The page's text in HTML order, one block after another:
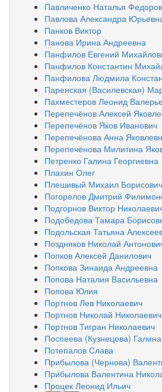
Павличенко Наталья
Павлова Александра
Панков Виктор
Панова Ирина Андреевна
Панфилов Евгений
Панфилов Константин
Панфилова Людмила
Паренская (Василевская)
Пахместеров Леонид
Перепечёнов Алексей
Перепечёнов Яков Иванович
Перепечёнова Анна
Перепечёнова Милитина
Петренко Галина Георгиевна
Плахин Олег
Плешивый Михаил Борисович
Погорелов Дмитрий
Подгорнов Виктор
Подобедова Тамара
Подольская Татьяна
Поздняков Николай
Попков Алексей Данилович
Попкова Зинаида Андреевна
Попова Наталия Васильевна
Попова Юлия
Портнов Лев Николаевич
Портнов Николай Николаевич
Портнов Тигран Николаевич
Поспеева (Кузнецова)
Потепалов Слава
Прибылова (Чернова)
Прибылова Валентина
Процек Леонид Ильич